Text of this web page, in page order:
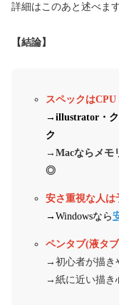
詳細はこのあと述べます
【結論】
スペックはCPU
→illustrator・ク
ク
→Macならメモ
◎
安さ重視な人は
→Windowsなら
ペンタブ(液タ
→初心者が描き
→紙に近い描き